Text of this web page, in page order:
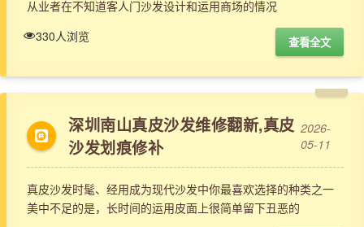
从业者在不知道客人门沙发设计和运用商场的情况
330人浏览
查看全文
深圳南山真皮沙发维修翻新,真皮
沙发划痕修补
2026-
05-11
真皮沙发时髦、经用成为现代沙发中你最喜欢选择的种类之一
美中不足的是，长时间的运用皮面上很简单留下丑恶的